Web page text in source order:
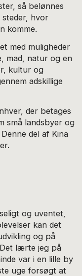
så belønnes
steder, hvor
komme.
med muligheder
mad, natur og en
kultur og
adskillige
der betages
små landsbyer og
del af Kina
og uventet,
kan det
og på
lærte jeg på
var i en lille by
uge forsøgt at